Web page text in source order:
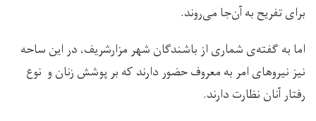
برای تفریح به آن‌جا می‌روند.
اما به گفته‌ی شماری از باشندگان شهر مزارشریف، در این ساحه
نیز نیروهای امر به معروف حضور دارند که بر پوشش زنان و نوع
رفتار آنان نظارت دارند.